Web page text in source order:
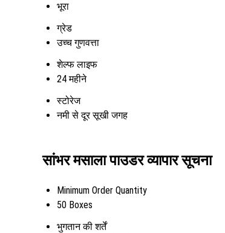
भूरा
ग्रेड
उच्च गुणवत्ता
शेल्फ लाइफ
24 महीने
स्टोरेज
नमी से दूर सूखी जगह
सांभर मसाला पाउडर व्यापार सूचना
Minimum Order Quantity
50 Boxes
भुगतान की शर्तें